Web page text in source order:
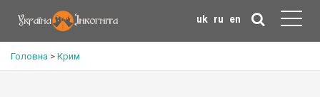
uk ru en
Головна > Крим